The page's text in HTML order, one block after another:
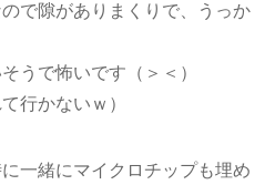
で隙がありまくりで、うっか
うで怖いです（＞＜）
行かないｗ）
一緒にマイクロチップも埋め